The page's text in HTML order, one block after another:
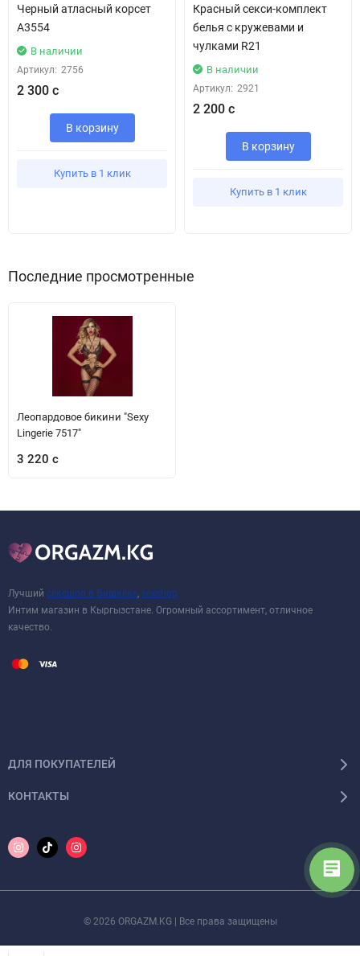
Черный атласный корсет
А3554
В наличии
Артикул: 2756
2 300 с
В корзину
Купить в 1 клик
Красный секси-комплект
белья с кружевами и
чулками R21
В наличии
Артикул: 2921
2 200 с
В корзину
Купить в 1 клик
Последние просмотренные
Леопардовое бикини "Sexy
Lingerie 7517"
3 220 с
Лучший сексшоп в Бишкеке sexshop
Интим магазин в Кыргызстане. Огромный ассортимент, отличное
качество.
ДЛЯ ПОКУПАТЕЛЕЙ
КОНТАКТЫ
© 2026 ORGAZM.KG | Все права защищены